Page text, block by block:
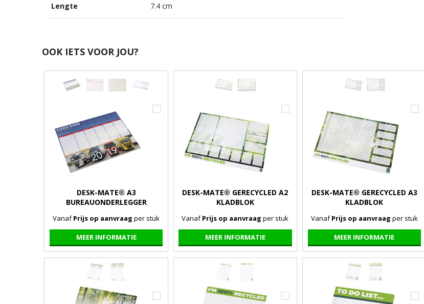
Lengte 7.4 cm
OOK IETS VOOR JOU?
DESK-MATE® A3
BUREAUONDERLEGGER
VanafPrijs op aanvraag per stuk
MEER INFORMATIE
DESK-MATE® GERECYCLED A2
KLADBLOK
VanafPrijs op aanvraag per stuk
MEER INFORMATIE
DESK-MATE® GERECYCLED A3
KLADBLOK
VanafPrijs op aanvraag per stuk
MEER INFORMATIE